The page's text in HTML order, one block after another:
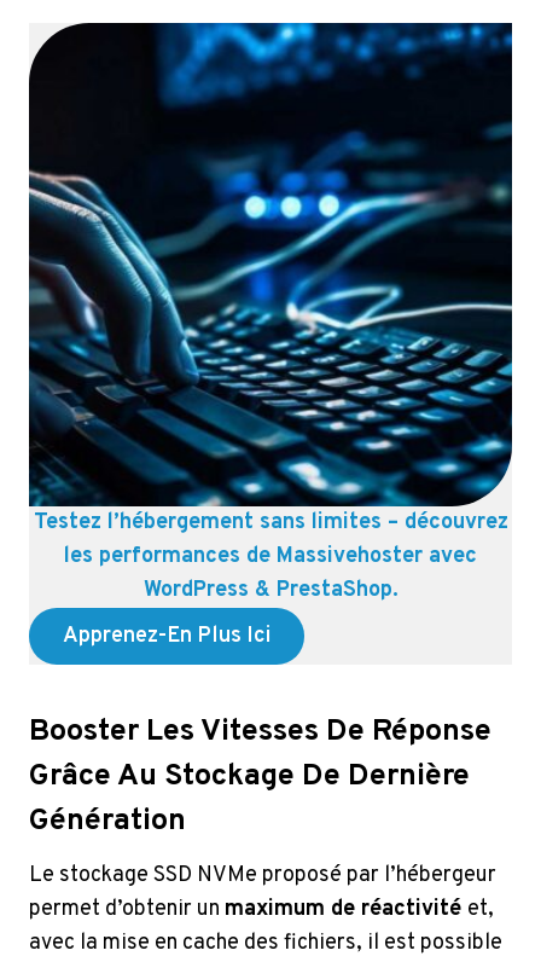
Testez l’hébergement sans limites – découvrez
les performances de Massivehoster avec
WordPress & PrestaShop.
Apprenez-En Plus Ici
Booster Les Vitesses De Réponse
Grâce Au Stockage De Dernière
Génération
Le stockage SSD NVMe proposé par l’hébergeur
permet d’obtenir un maximum de réactivité et,
avec la mise en cache des fichiers, il est possible